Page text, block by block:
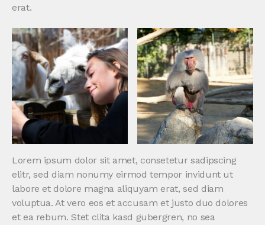
erat.
Lorem ipsum dolor sit amet, consetetur sadipscing
elitr, sed diam nonumy eirmod tempor invidunt ut
labore et dolore magna aliquyam erat, sed diam
voluptua. At vero eos et accusam et justo duo dolores
et ea rebum. Stet clita kasd gubergren, no sea